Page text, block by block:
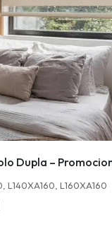
Dupla –
L140XA160, L160XA160